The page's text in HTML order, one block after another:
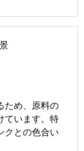
ため、原料の
ています。特
クとの色合い